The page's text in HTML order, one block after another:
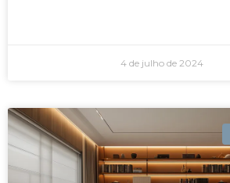
4 de julho de 2024